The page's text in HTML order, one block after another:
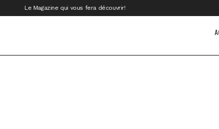
Le Magazine qui vous fera découvrir!